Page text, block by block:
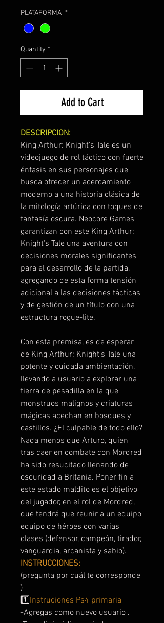
PLATAFORMA *
Quantity *
Add to Cart
DESCRIPCION:
King Arthur: Knight's Tale es un
videojuego de rol táctico con fuerte
énfasis en sus personajes que
busca ofrecer un acercamiento
moderno a una historia clásica de
la mitología artúrica con toques de
fantasía oscura. Neocore Games
garantizan con este King Arthur:
Knight's Tale una aventura con
decisiones morales significantes
para el desarrollo de la partida,
agregando de esta forma tensión
adicional a las decisiones tácticas
y de gestión de un título con una
estructura rogue-lite.
Con esta premisa, es de esperar
de King Arthur: Knight's Tale una
potente y cuidada ambientación,
llevando a usuario a explorar una
tierra de pesadilla en la que
monstruos malignos y criaturas
mágicas acechan en bosques y
castillos. ¿El culpable de todo ello?
Nada menos que Arturo, quien
tras caer en combate con Mordred
ha sido resucitado llenando de
oscuridad a Britania. Poner fin a
este estado maldito es el objetivo
del jugador, en el rol de Mordred,
que tendrá que reunir a un equipo
equipo de héroes con varias
clases (defensor, campeón, tirador,
vanguardia, arcanista y sabio).
INSTRUCCIONES:
(pregunta por cuál te corresponde
)
1️⃣Instruciones Ps4 primaria
-Agregas como nuevo usuario .